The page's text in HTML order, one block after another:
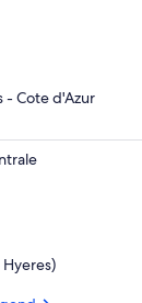
- Cote d'Azur